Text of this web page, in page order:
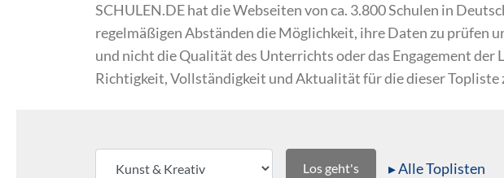
SCHULEN.DE hat die Webseiten von ca. 3.800 Schulen in
regelmäßigen Abständen die Möglichkeit, ihre Daten zu prüfen
und nicht die Qualität des Unterrichts oder das Engagement
Richtigkeit, Vollständigkeit und Aktualität für die dieser Topliste
Los geht's ▸ Alle Toplisten